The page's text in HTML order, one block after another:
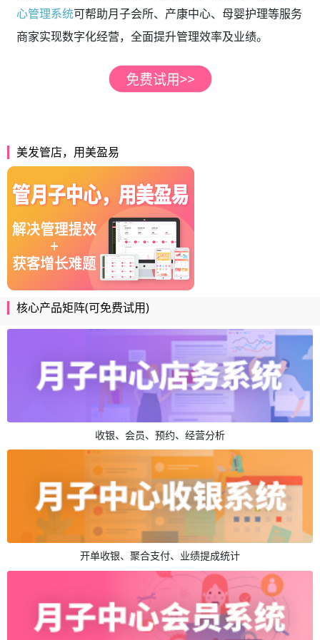
心管理系统可帮助月子会所、产康中心、母婴护理等服务
商家实现数字化经营，全面提升管理效率及业绩。
美发管店，用美盈易
核心产品矩阵(可免费试用)
收银、会员、预约、经营分析
开单收银、聚合支付、业绩提成统计